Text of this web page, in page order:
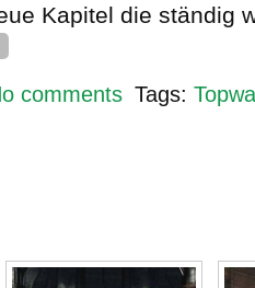
Kapitel die ständig
comments Tags: